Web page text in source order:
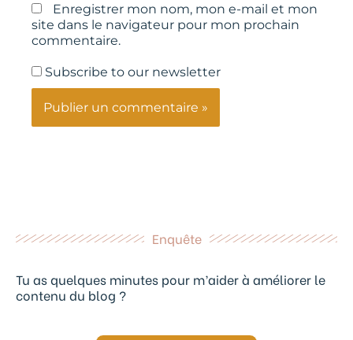
Enregistrer mon nom, mon e-mail et mon
site dans le navigateur pour mon prochain
commentaire.
Subscribe to our newsletter
Enquête
Tu as quelques minutes pour m’aider à améliorer le
contenu du blog ?